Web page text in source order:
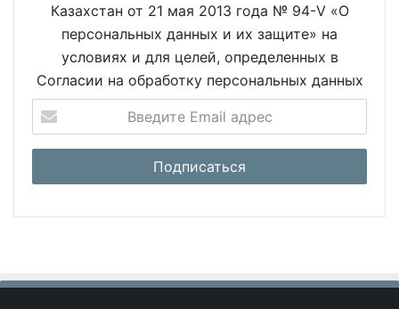
Казахстан от 21 мая 2013 года № 94-V «О
персональных данных и их защите» на
условиях и для целей, определенных в
Согласии на обработку персональных данных